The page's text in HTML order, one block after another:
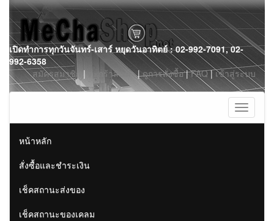
Skip
to
content
เปิดทำการทุกวันจันทร์-เสาร์ หยุดวันอาทิตย์ : 02-992-7091, 02-
992-6358
สมัครสมาชิก | ตะกร้าสินค้า|ดูการสั่งซื้อ|FAQ|เข้าสู่ระบบ
Toggle
หน้าหลัก
สั่งซื้อและชำระเงิน
เช็คสถานะส่งของ
เช็คสถานะของเคลม